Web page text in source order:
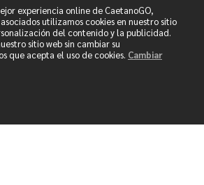
Caetano Go
noticias sobre novedades
por correo electrónico.
experiencia online de CaetanoGO,
utilizamos cookies en nuestro sitio
del contenido y la publicidad.
sitio web sin cambiar su
que acepta el uso de cookies. Cambiar